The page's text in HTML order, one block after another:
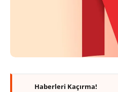
Haberleri Kaçırma!